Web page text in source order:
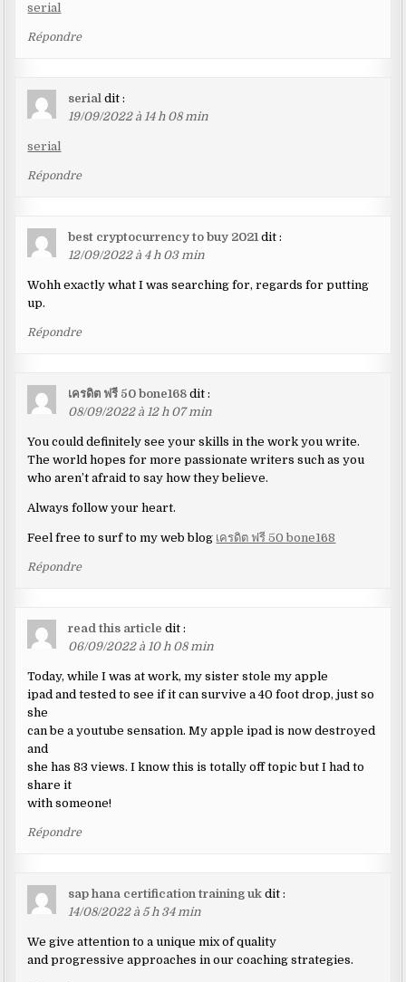
serial
Répondre
serial dit :
19/09/2022 à 14 h 08 min
serial
Répondre
best cryptocurrency to buy 2021 dit :
12/09/2022 à 4 h 03 min
Wohh exactly what I was searching for, regards for putting
up.
Répondre
เครดิต ฟรี 50 bone168 dit :
08/09/2022 à 12 h 07 min
You could definitely see your skills in the work you write.
The world hopes for more passionate writers such as you
who aren’t afraid to say how they believe.
Always follow your heart.
Feel free to surf to my web blog เครดิต ฟรี 50 bone168
Répondre
read this article dit :
06/09/2022 à 10 h 08 min
Today, while I was at work, my sister stole my apple
ipad and tested to see if it can survive a 40 foot drop, just so
she
can be a youtube sensation. My apple ipad is now destroyed
and
she has 83 views. I know this is totally off topic but I had to
share it
with someone!
Répondre
sap hana certification training uk dit :
14/08/2022 à 5 h 34 min
We give attention to a unique mix of quality
and progressive approaches in our coaching strategies.